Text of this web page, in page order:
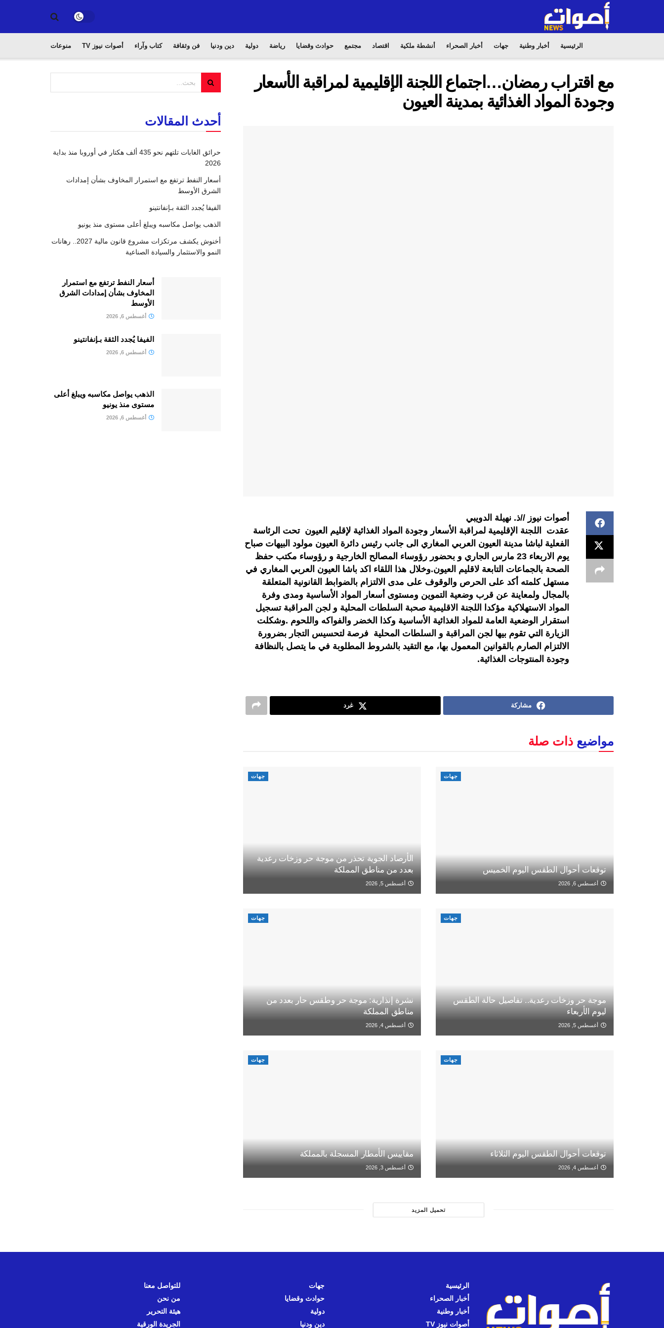
الرئيسية أخبار وطنية جهات أخبار الصحراء أنشطة ملكية اقتصاد مجتمع حوادث وقضايا رياضة دولية دين ودنيا فن وثقافة كتاب وآراء أصوات نيوز TV منوعات
مع اقتراب رمضان…اجتماع اللجنة الإقليمية لمراقبة الأسعار
وجودة المواد الغذائية بمدينة العيون
أصوات نيوز //ذ. نهيلة الدويبي
عقدت اللجنة الإقليمية لمراقبة الأسعار وجودة المواد الغذائية لإقليم العيون تحت الرئاسة
الفعلية لباشا مدينة العيون العربي المغاري الى جانب رئيس دائرة العيون مولود البيهات صباح
يوم الاربعاء 23 مارس الجاري و بحضور رؤوساء المصالح الخارجية و رؤوساء مكتب حفظ
الصحة بالجماعات التابعة لاقليم العيون.وخلال هذا اللقاء اكد باشا العيون العربي المغاري في
مستهل كلمته أكد على الحرص والوقوف على مدى الالتزام بالضوابط القانونية المتعلقة
بالمجال ولمعاينة عن قرب وضعية التموين ومستوى أسعار المواد الأساسية ومدى وفرة
المواد الاستهلاكية مؤكدا اللجنة الاقليمية صحبة السلطات المحلية و لجن المراقبة تسجيل
استقرار الوضعية العامة للمواد الغذائية الأساسية وكذا الخضر والفواكه واللحوم .وشكلت
الزيارة التي تقوم بيها لجن المراقبة و السلطات المحلية فرصة لتحسيس التجار بضرورة
الالتزام الصارم بالقوانين المعمول بها، مع التقيد بالشروط المطلوبة في ما يتصل بالنظافة
وجودة المنتوجات الغذائية.
مشاركة غرد
مواضيع ذات صلة
جهات
توقعات أحوال الطقس اليوم الخميس
أغسطس 6, 2026
جهات
الأرصاد الجوية تحذر من موجة حر وزخات رعدية
بعدد من مناطق المملكة
أغسطس 5, 2026
جهات
موجة حر وزخات رعدية.. تفاصيل حالة الطقس
ليوم الأربعاء
أغسطس 5, 2026
جهات
نشرة إنذارية: موجة حر وطقس حار بعدد من
مناطق المملكة
أغسطس 4, 2026
جهات
توقعات أحوال الطقس اليوم الثلاثاء
أغسطس 4, 2026
جهات
مقاييس الأمطار المسجلة بالمملكة
أغسطس 3, 2026
تحميل المزيد
أحدث المقالات
حرائق الغابات تلتهم نحو 435 ألف هكتار في أوروبا منذ بداية
2026
أسعار النفط ترتفع مع استمرار المخاوف بشأن إمدادات
الشرق الأوسط
الفيفا يُجدد الثقة بـإنفانتينو
الذهب يواصل مكاسبه ويبلغ أعلى مستوى منذ يونيو
أخنوش يكشف مرتكزات مشروع قانون مالية 2027.. رهانات
النمو والاستثمار والسيادة الصناعية
أسعار النفط ترتفع مع استمرار
المخاوف بشأن إمدادات الشرق
الأوسط
أغسطس 6, 2026
الفيفا يُجدد الثقة بـإنفانتينو
أغسطس 6, 2026
الذهب يواصل مكاسبه ويبلغ أعلى
مستوى منذ يونيو
أغسطس 6, 2026
الرئيسية
أخبار الصحراء
أخبار وطنية
أصوات نيوز TV
جهات
حوادث وقضايا
دولية
دين ودنيا
للتواصل معنا
من نحن
هيئة التحرير
الجريدة الورقية